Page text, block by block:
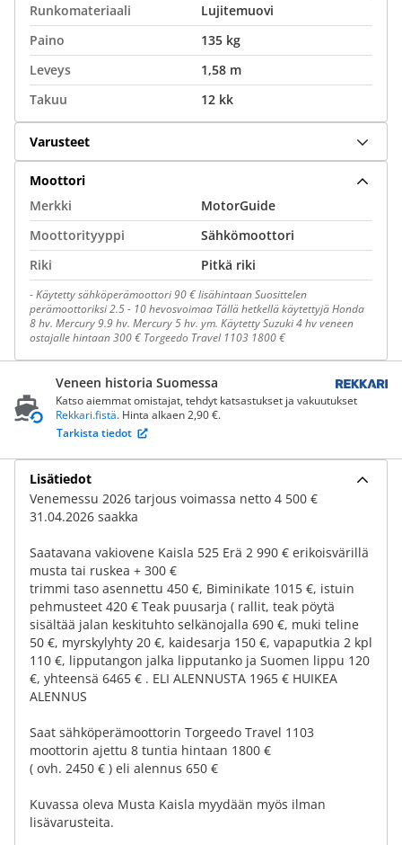
Runkomateriaali
Lujitemuovi
Paino
135 kg
Leveys
1,58 m
Takuu
12 kk
Varusteet
Moottori
Merkki
MotorGuide
Moottorityyppi
Sähkömoottori
Riki
Pitkä riki
-Käytetty sähköperämoottori 90 € lisähintaan Suosittelen
perämoottoriksi 2.5 - 10 hevosvoimaa Tällä hetkellä käytettyjä Honda
8 hv. Mercury 9.9 hv. Mercury 5 hv. ym. Käytetty Suzuki 4 hv veneen
ostajalle hintaan 300 € Torgeedo Travel 1103 1800 €
Veneen historia Suomessa
Katso aiemmat omistajat, tehdyt katsastukset ja vakuutukset
Rekkari.fistä. Hinta alkaen 2,90 €.
Tarkista tiedot
Lisätiedot
Venemessu 2026 tarjous voimassa netto 4 500 €
31.04.2026 saakka
Saatavana vakiovene Kaisla 525 Erä 2 990 € erikoisvärillä
musta tai ruskea + 300 €
trimmi taso asennettu 450 €, Biminikate 1015 €, istuin
pehmusteet 420 € Teak puusarja ( rallit, teak pöytä
sisältää jalan keskituhto selkänojalla 690 €, muki teline
50 €, myrskylyhty 20 €, kaidesarja 150 €, vapaputkia 2 kpl
110 €, lipputangon jalka lipputanko ja Suomen lippu 120
€, yhteensä 6465 € . ELI ALENNUSTA 1965 € HUIKEA
ALENNUS
Saat sähköperämoottorin Torgeedo Travel 1103
moottorin ajettu 8 tuntia hintaan 1800 €
( ovh. 2450 € ) eli alennus 650 €
Kuvassa oleva Musta Kaisla myydään myös ilman
lisävarusteita.